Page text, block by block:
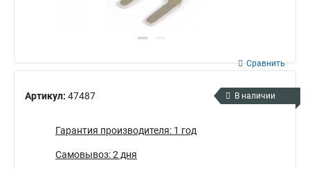
Артикул: 47487
Сравнить
В наличии
Гарантия производителя: 1 год
Самовывоз: 2 дня